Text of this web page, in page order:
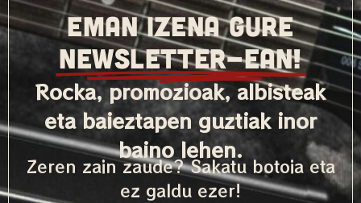
EMAN IZENA GURE
NEWSLETTER-ean!
Rocka, promozioak, albisteak
eta baieztapen guztiak inor
baino lehen.
Zeren zain zaude? Sakatu botoia eta
ez galdu ezer!